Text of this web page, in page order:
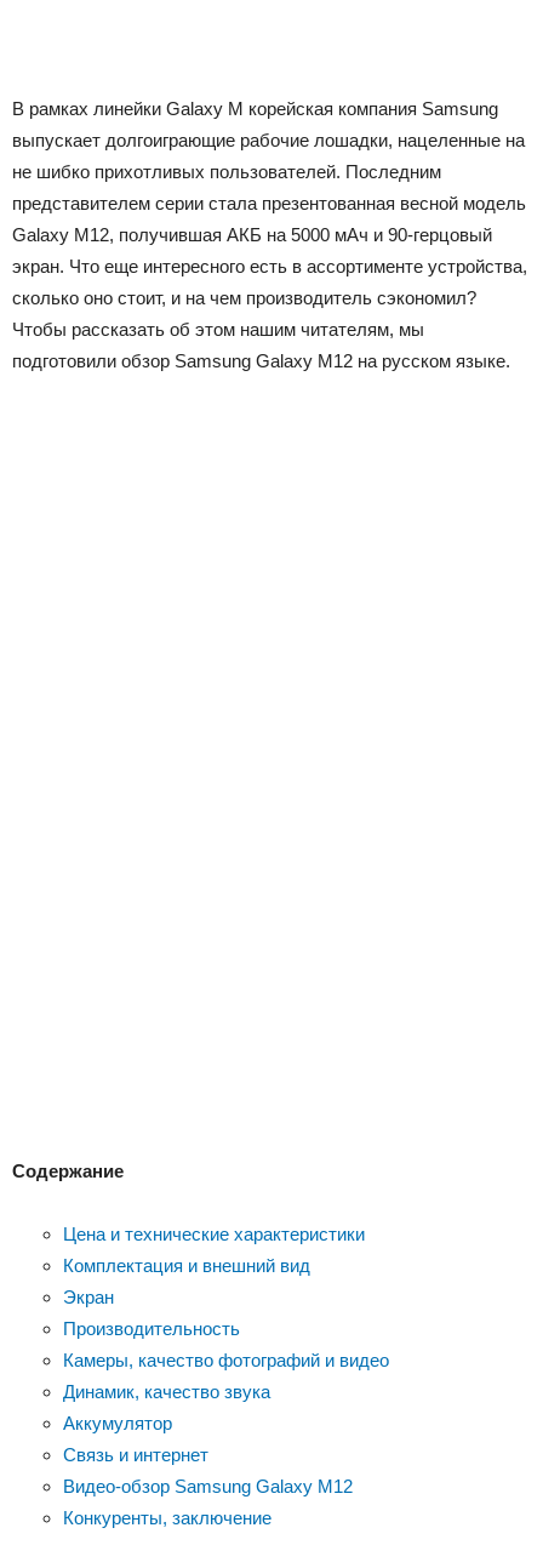
В рамках линейки Galaxy M корейская компания Samsung
выпускает долгоиграющие рабочие лошадки, нацеленные на
не шибко прихотливых пользователей. Последним
представителем серии стала презентованная весной модель
Galaxy M12, получившая АКБ на 5000 мАч и 90-герцовый
экран. Что еще интересного есть в ассортименте устройства,
сколько оно стоит, и на чем производитель сэкономил?
Чтобы рассказать об этом нашим читателям, мы
подготовили обзор Samsung Galaxy M12 на русском языке.
Содержание
Цена и технические характеристики
Комплектация и внешний вид
Экран
Производительность
Камеры, качество фотографий и видео
Динамик, качество звука
Аккумулятор
Связь и интернет
Видео-обзор Samsung Galaxy M12
Конкуренты, заключение